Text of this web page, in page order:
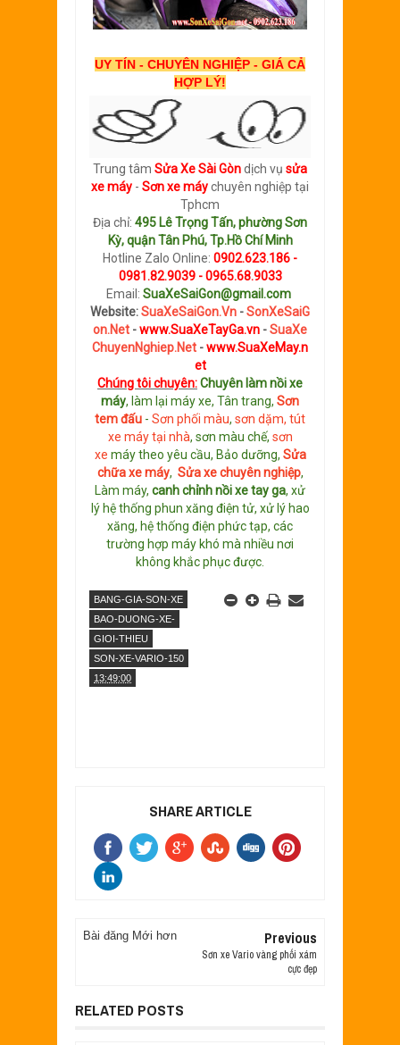
UY TÍN - CHUYÊN NGHIỆP - GIÁ CẢ
HỢP LÝ!
Trung tâm Sửa Xe Sài Gòndịch vụ sửa
xe máy - Sơn xe máychuyên nghiệp tại
Tphcm
Địa chỉ: 495 Lê Trọng Tấn, phường Sơn
Kỳ, quận Tân Phú, Tp.Hồ Chí Minh
Hotline Zalo Online: 0902.623.186 -
0981.82.9039 - 0965.68.9033
Email: SuaXeSaiGon@gmail.com
Website:SuaXeSaiGon.Vn -SonXeSaiG
on.Net -www.SuaXeTayGa.vn -SuaXe
ChuyenNghiep.Net -www.SuaXeMay.n
et
Chúng tôi chuyên:Chuyên làm nồi xe
máy, làm lại máy xe, Tân trang, Sơn
tem đấu - Sơn phối màu, sơn dặm, tút
xe máy tại nhà, sơn màu chế, sơn
xe máy theo yêu cầu, Bảo dưỡng, Sửa
chữa xe máy, Sửa xe chuyên nghiệp,
Làm máy, canh chỉnh nồi xe tay ga, xử
lý hệ thống phun xăng điện tử, xử lý hao
xăng, hệ thống điện phức tạp, các
trường hợp máy khó mà nhiều nơi
không khắc phục được.
BANG-GIA-SON-XE
BAO-DUONG-XE-
GIOI-THIEU
SON-XE-VARIO-150
13:49:00
SHARE ARTICLE
Bài đăng Mới hơn Previous
Sơn xe Vario vàng phối xám
cực đẹp
RELATED POSTS